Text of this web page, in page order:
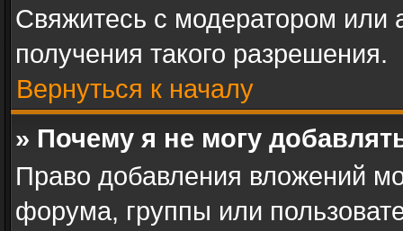
Свяжитесь с модератором
получения такого разрешения.
Вернуться к началу
» Почему я не могу
Право добавления вложений
форума, группы или